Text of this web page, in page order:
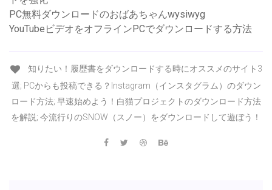
PC無料ダウンロードのおばあちゃんwysiwyg
YouTubeビデオをオフラインPCでダウンロードする方法
知りたい！履歴書をダウンロードする時にオススメのサイト3
選; PCからも投稿できる？Instagram（インスタグラム）のダウン
ロード方法; 早速始めよう！白猫プロジェクトのダウンロード方法
を解説; 今流行りのSNOW（スノー）をダウンロードして遊ぼう！